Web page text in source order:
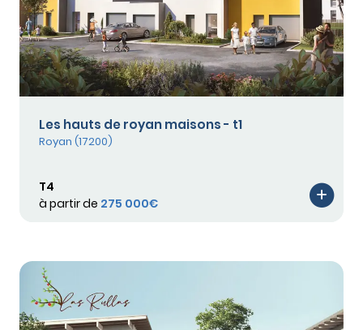
Les hauts de royan maisons - t1
Royan (17200)
T4
à partir de 275 000€